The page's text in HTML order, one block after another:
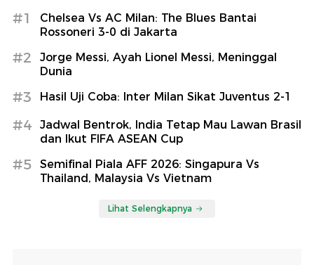
#1
Chelsea Vs AC Milan: The Blues Bantai
Rossoneri 3-0 di Jakarta
#2
Jorge Messi, Ayah Lionel Messi, Meninggal
Dunia
#3 Hasil Uji Coba: Inter Milan Sikat Juventus 2-1
#4
Jadwal Bentrok, India Tetap Mau Lawan Brasil
dan Ikut FIFA ASEAN Cup
#5
Semifinal Piala AFF 2026: Singapura Vs
Thailand, Malaysia Vs Vietnam
Lihat Selengkapnya